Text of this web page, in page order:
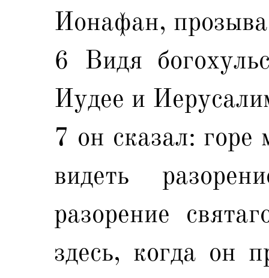
Ионафан,
6 Видя
Иудее и
7 он сказал: горе
видеть
разорение
здесь, когда он